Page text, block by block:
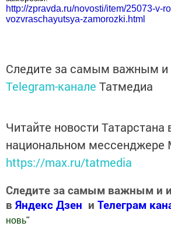
http://zpravda.ru/novosti/item/25073-v-
vozvraschayutsya-zamorozki.html
Следите за самым важным и
Telegram-канале Татмедиа
Читайте новости Татарстана
национальном мессенджере
https://max.ru/tatmedia
Следите за самым важным и
в Яндекс Дзен и Телеграм
новь"